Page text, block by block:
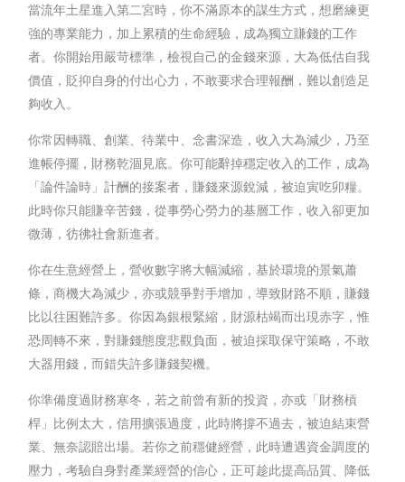
當流年土星進入第二宮時，你不滿原本的謀生方式，想磨練更
強的專業能力，加上累積的生命經驗，成為獨立賺錢的工作
者。你開始用嚴苛標準，檢視自己的金錢來源，大為低估自我
價值，貶抑自身的付出心力，不敢要求合理報酬，難以創造足
夠收入。
你常因轉職、創業、待業中、念書深造，收入大為減少，乃至
進帳停擺，財務乾涸見底。你可能辭掉穩定收入的工作，成為
「論件論時」計酬的接案者，賺錢來源銳減，被迫寅吃卯糧。
此時你只能賺辛苦錢，從事勞心勞力的基層工作，收入卻更加
微薄，彷彿社會新進者。
你在生意經營上，營收數字將大幅減縮，基於環境的景氣蕭
條，商機大為減少，亦或競爭對手增加，導致財路不順，賺錢
比以往困難許多。你因為銀根緊縮，財源枯竭而出現赤字，惟
恐周轉不來，對賺錢態度悲觀負面，被迫採取保守策略，不敢
大器用錢，而錯失許多賺錢契機。
你準備度過財務寒冬，若之前曾有新的投資，亦或「財務槓
桿」比例太大，信用擴張過度，此時將撐不過去，被迫結束營
業、無奈認賠出場。若你之前穩健經營，此時遭遇資金調度的
壓力，考驗自身對產業經營的信心，正可趁此提高品質、降低